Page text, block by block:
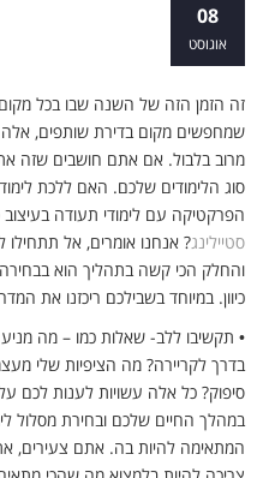
08
אוגוסט
זה הזמן הזה של השנה שבו בכל
שמחפשים מקום בדירת שותפים,
מרוב בלבול. אם אתם חושבים שזה
סוג הלימודים שלכם. האם ללכת
הפרקטיקה עם לימודי תעודה בעיצוב
סטיילינג? אנחנו אומרים, אל תתחילו
והחלק הכי קשה בתהליך הוא
כיוון. במיוחד בשבילכם ריכזנו את
• תקשיבו ללב- שאלות כמו – מה
בדרך לקריירה? מה הציפיות שלי
סיפוק? כל אלה עשויות לענות לכם
במהלך החיים שלכם ובחירת מסלול
המתאימה להיות בה. אתם